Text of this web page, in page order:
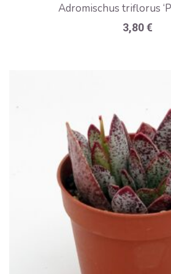
Adromischus triflorus
3,80€